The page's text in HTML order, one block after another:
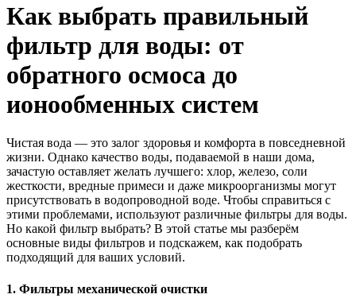
Как выбрать правильный
фильтр для воды: от
обратного осмоса до
ионообменных систем
Чистая вода — это залог здоровья и комфорта в повседневной
жизни. Однако качество воды, подаваемой в наши дома,
зачастую оставляет желать лучшего: хлор, железо, соли
жесткости, вредные примеси и даже микроорганизмы могут
присутствовать в водопроводной воде. Чтобы справиться с
этими проблемами, используют различные фильтры для воды.
Но какой фильтр выбрать? В этой статье мы разберём
основные виды фильтров и подскажем, как подобрать
подходящий для ваших условий.
1. Фильтры механической очистки